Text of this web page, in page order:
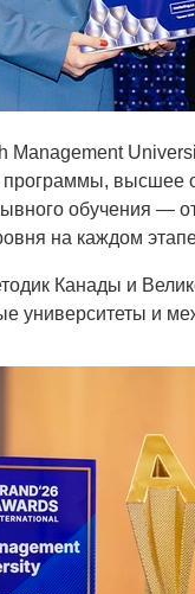
Management
программы, высшее
обучения —
на каждом
Канады и
университеты и